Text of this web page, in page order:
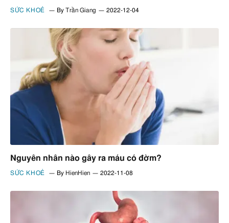
SỨC KHOẺ By Trần Giang 2022-12-04
Nguyên nhân nào gây ra máu có đờm?
SỨC KHOẺ By HienHien 2022-11-08